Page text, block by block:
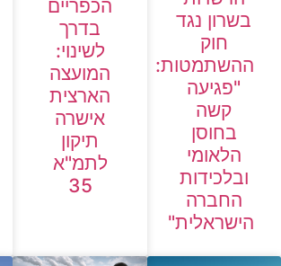
בשרון נגד
חוק
ההשתמטות:
"פגיעה
קשה
בחוסן
הלאומי
ובלכידות
החברה
הישראלית"
הכפריים
בדרך
לשינוי:
המועצה
הארצית
אישרה
תיקון
לתמ"א
35